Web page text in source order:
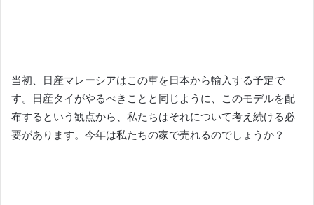
当初、日産マレーシアはこの車を日本から輸入する予定で
す。
日産タイがやるべきことと同じように、このモデルを配
布するという観点から、私たちはそれについて考え続ける必
要があります。 今年は私たちの家で売れるのでしょうか？